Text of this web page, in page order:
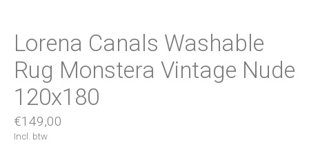
Lorena Canals Washable
Rug Monstera Vintage Nude
120x180
€149,00
Incl. btw